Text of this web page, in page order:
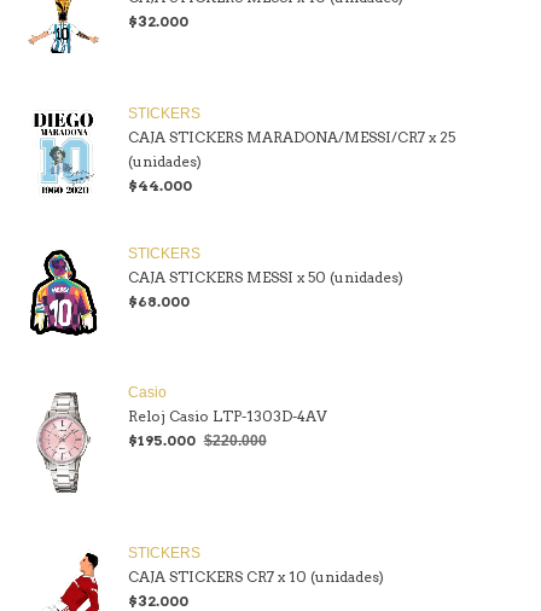
$32.000
STICKERS
CAJA STICKERS MARADONA/MESSI/CR7 x 25
(unidades)
$44.000
STICKERS
CAJA STICKERS MESSI x 50 (unidades)
$68.000
Casio
Reloj Casio LTP-1303D-4AV
$195.000 $220.000
STICKERS
CAJA STICKERS CR7 x 10 (unidades)
$32.000